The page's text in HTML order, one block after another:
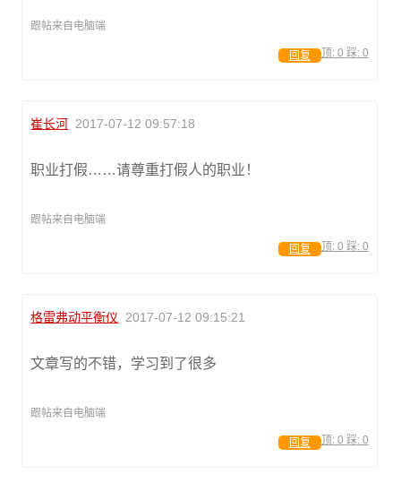
跟帖来自电脑端
顶: 0 踩: 0
回复
崔长河 2017-07-12 09:57:18
职业打假……请尊重打假人的职业！
跟帖来自电脑端
顶: 0 踩: 0
回复
格雷弗动平衡仪 2017-07-12 09:15:21
文章写的不错，学习到了很多
跟帖来自电脑端
顶: 0 踩: 0
回复